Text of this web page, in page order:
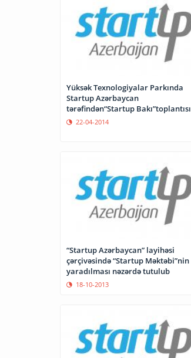
Yüksək Texnologiyalar Parkında
Startup Azərbaycan
tərəfindən“Startup Bakı”toplantısı
keçiriləcək
22-04-2014
“Startup Azərbaycan” layihəsi
çərçivəsində “Startup Məktəbi”nin
yaradılması nəzərdə tutulub
18-10-2013